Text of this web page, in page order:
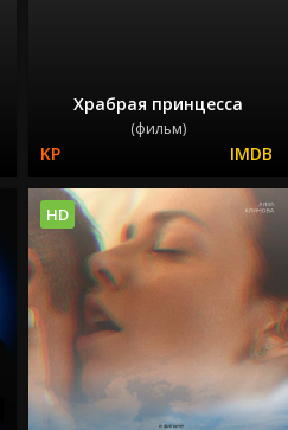
Храбрая принцесса
(фильм)
HD